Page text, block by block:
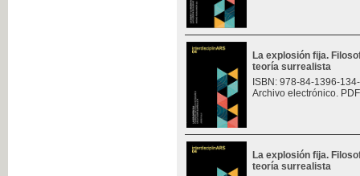
La explosión fija.
teoría surrealista
ISBN: 978-84-1396-
Archivo electrónico.
La explosión fija.
teoría surrealista